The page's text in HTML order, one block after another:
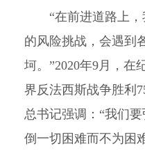
“在前进道路上，
的风险挑战，会遇到
坷。”2020年9月，在
界反法西斯战争胜利
总书记强调：“我们
倒一切困难而不为困